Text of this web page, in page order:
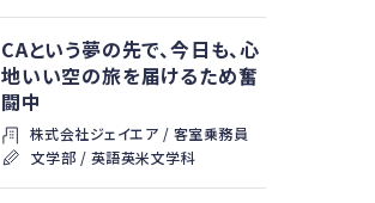
株式会社ジェイエア / 客室乗務員
文学部 / 英語英米文学科
CAという夢の先で、今日も、心
地いい空の旅を届けるため奮
闘中